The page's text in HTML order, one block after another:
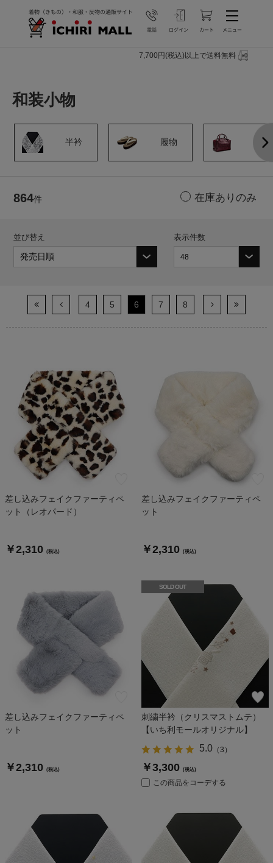
7,700円(税込)以上で送料無料
和装小物
半衿 履物 そ
864件
並び替え 表示件数
4 5 6 7 8
差し込みフェイクファーティペ
ット（レオパード）
￥2,310 (税込)
差し込みフェイクファーティペ
ット
￥2,310 (税込)
差し込みフェイクファーティペ
ット
￥2,310 (税込)
SOLD OUT
刺繍半衿（クリスマストムテ）
【いち利モールオリジナル】
5.0（3 ）
￥3,300 (税込)
この商品をコーデする